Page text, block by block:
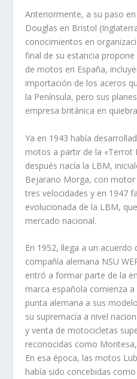
Anteriormente, a su paso
Douglas en Bristol
conocimientos en
final de su estancia
de motos en España,
importación de los aceros
la Pení­nsula, pero sus
empresa británica en
Ya en 1943 habí­a
motos a partir de la «Terrot
después nací­a la LBM,
Bejarano Morga, con
tres velocidades y en 1947
evolucionada de la LBM,
mercado nacional.
En 1952, llega a un
compañí­a alemana NSU
entró a formar parte de la
marca española comienza
punta alemana a sus
su supremací­a a nivel
y venta de motocicletas
reconocidas como
En esa época, las motos
habí­a sido concebidas